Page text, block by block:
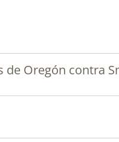
de Oregón contra